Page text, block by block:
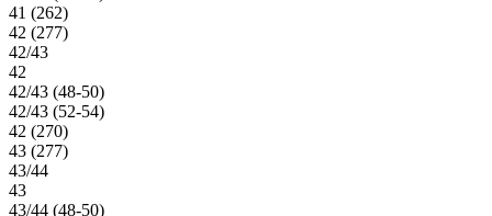
41 (262)
42 (277)
42/43
42
42/43 (48-50)
42/43 (52-54)
42 (270)
43 (277)
43/44
43
43/44 (48-50)